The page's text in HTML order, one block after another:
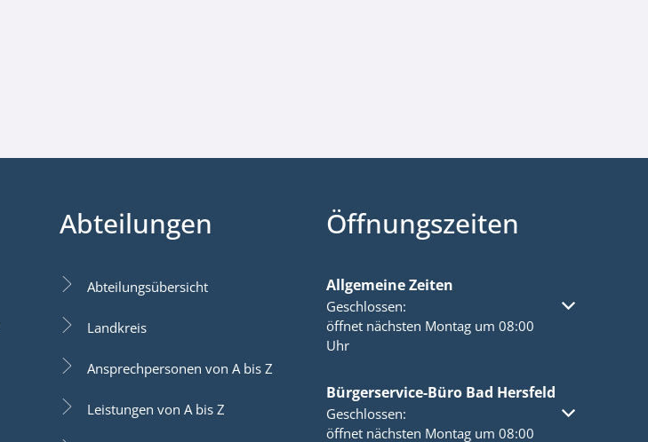
Abteilungen
Abteilungsübersicht
Landkreis
Ansprechpersonen von A bis Z
Leistungen von A bis Z
Öffnungszeiten
Allgemeine Zeiten
Klicken, um weitere Öffnungs- oder Schließzeiten
Geschlossen:
öffnet nächsten Montag um 08:00
Uhr
Bürgerservice-Büro Bad Hersfeld
Klicken, um weitere Öffnungs- oder Schließzeiten
Geschlossen:
öffnet nächsten Montag um 08:00